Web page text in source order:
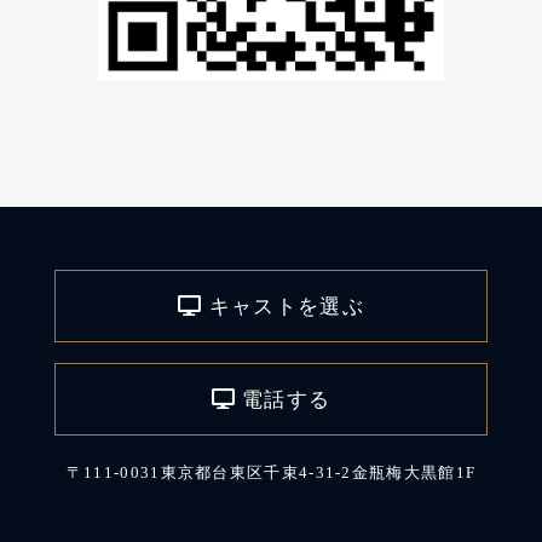
キャストを選ぶ
電話する
〒111-0031東京都台東区千束4-31-2金瓶梅大黒館1F